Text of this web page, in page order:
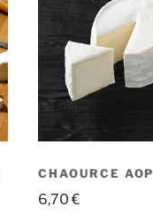
CHAOURCE AOP
6,70€